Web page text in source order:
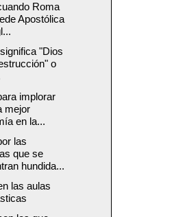
Roma
Apostólica
"Dios
o
implorar
mejor
en la...
las
que se
hundida...
las aulas